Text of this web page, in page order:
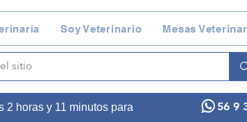
Soy Veterinario Mesas
2 horas y 11 minutos para
56 9